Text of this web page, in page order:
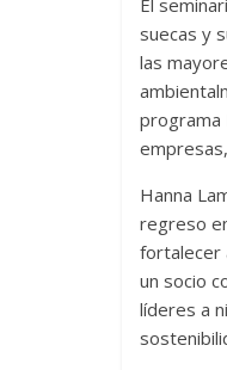
El
suecas y
las
programa
Hanna
regreso
fortalecer
un socio
líderes a